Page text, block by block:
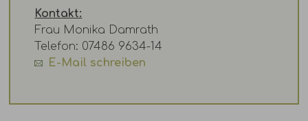
Kontakt:
Frau Monika Damrath
Telefon: 07486 9634-14
E-Mail schreiben